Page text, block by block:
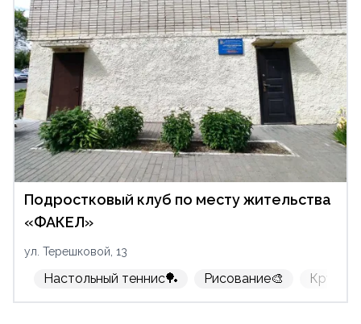
Подростковый клуб по месту жительства
«ФАКЕЛ»
ул. Терешковой, 13
Настольный теннис🏓 Рисование🎨 Кружок